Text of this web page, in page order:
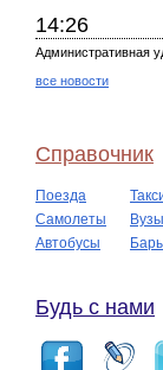
14:26
Административная
все новости
Справочник
Поезда
Самолеты
Вузы
Автобусы
Будь с нами